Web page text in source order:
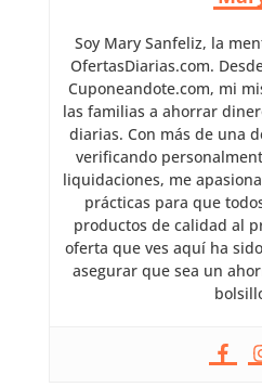
Soy Mary Sanfeliz, la
OfertasDiarias.com.
Cuponeandote.com, mi
las familias a ahorrar
diarias. Con más de una
verificando
liquidaciones, me
prácticas para que
productos de calidad al
oferta que ves aquí ha
asegurar que sea un